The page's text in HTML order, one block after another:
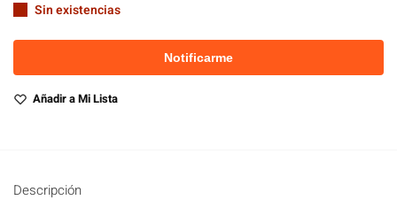
Sin existencias
Añadir a Mi Lista
Descripción